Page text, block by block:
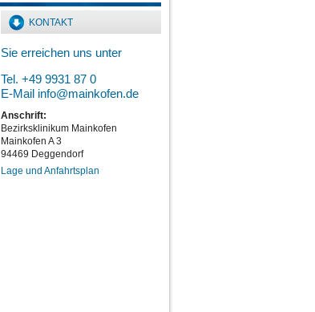
KONTAKT
Sie erreichen uns unter
Tel. +49 9931 87 0
E-Mail info@mainkofen.de
Anschrift:
Bezirksklinikum Mainkofen
Mainkofen A 3
94469 Deggendorf
Lage und Anfahrtsplan